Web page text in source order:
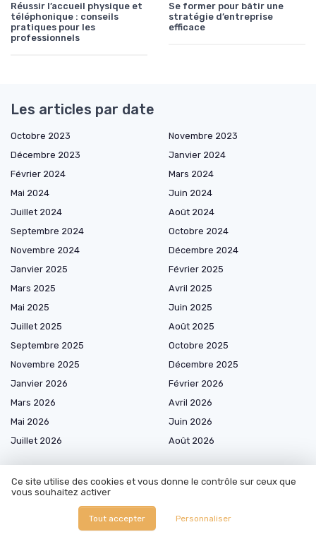
Réussir l’accueil physique et
téléphonique : conseils
pratiques pour les
professionnels
Se former pour bâtir une
stratégie d’entreprise
efficace
Les articles par date
Octobre 2023
Novembre 2023
Décembre 2023
Janvier 2024
Février 2024
Mars 2024
Mai 2024
Juin 2024
Juillet 2024
Août 2024
Septembre 2024
Octobre 2024
Novembre 2024
Décembre 2024
Janvier 2025
Février 2025
Mars 2025
Avril 2025
Mai 2025
Juin 2025
Juillet 2025
Août 2025
Septembre 2025
Octobre 2025
Novembre 2025
Décembre 2025
Janvier 2026
Février 2026
Mars 2026
Avril 2026
Mai 2026
Juin 2026
Juillet 2026
Août 2026
Ce site utilise des cookies et vous donne le contrôle sur ceux que
vous souhaitez activer
Tout accepter Personnaliser